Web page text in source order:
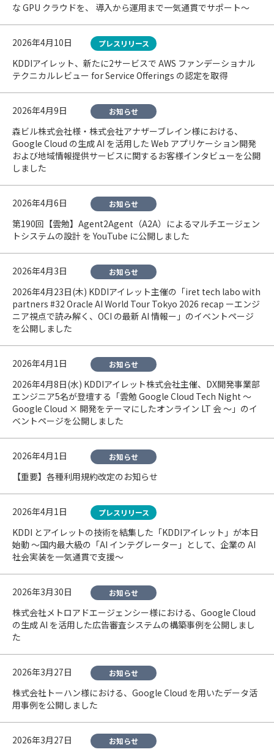
な GPU クラウドを、 導入から運用まで一気通貫でサポート〜
2026年4月10日 プレスリリース
KDDIアイレット、新たに2サービスで AWS ファンデーショナル
テクニカルレビュー for Service Offerings の認定を取得
2026年4月9日 お知らせ
森ビル株式会社様・株式会社アナザーブレイン様における、
Google Cloud の生成 AI を活用した Web アプリケーション開発
および地域情報提供サービスに関するお客様インタビューを公開
しました
2026年4月6日 お知らせ
第190回【雲勉】Agent2Agent（A2A）によるマルチエージェン
トシステムの設計 を YouTube に公開しました
2026年4月3日 お知らせ
2026年4月23日(木) KDDIアイレット主催の「iret tech labo with
partners #32 Oracle AI World Tour Tokyo 2026 recap ーエンジ
ニア視点で読み解く、OCI の最新 AI 情報ー」のイベントページ
を公開しました
2026年4月1日 お知らせ
2026年4月8日(水) KDDIアイレット株式会社主催、DX開発事業部
エンジニア5名が登壇する「雲勉 Google Cloud Tech Night 〜
Google Cloud × 開発をテーマにしたオンライン LT 会 〜」のイ
ベントページを公開しました
2026年4月1日 お知らせ
【重要】各種利用規約改定のお知らせ
2026年4月1日 プレスリリース
KDDI とアイレットの技術を結集した「KDDIアイレット」が本日
始動 〜国内最大級の「AI インテグレーター」として、企業の AI
社会実装を一気通貫で支援〜
2026年3月30日 お知らせ
株式会社メトロアドエージェンシー様における、Google Cloud
の生成 AI を活用した広告審査システムの構築事例を公開しまし
た
2026年3月27日 お知らせ
株式会社トーハン様における、Google Cloud を用いたデータ活
用事例を公開しました
2026年3月27日 お知らせ